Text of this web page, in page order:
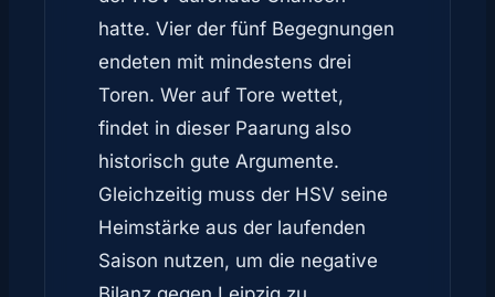
hatte. Vier der fünf Begegnungen
endeten mit mindestens drei
Toren. Wer auf Tore wettet,
findet in dieser Paarung also
historisch gute Argumente.
Gleichzeitig muss der HSV seine
Heimstärke aus der laufenden
Saison nutzen, um die negative